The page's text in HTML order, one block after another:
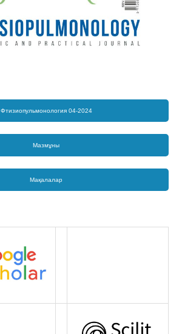
Фтизиопульмонология 04-2024
Мазмұны
Мақалалар